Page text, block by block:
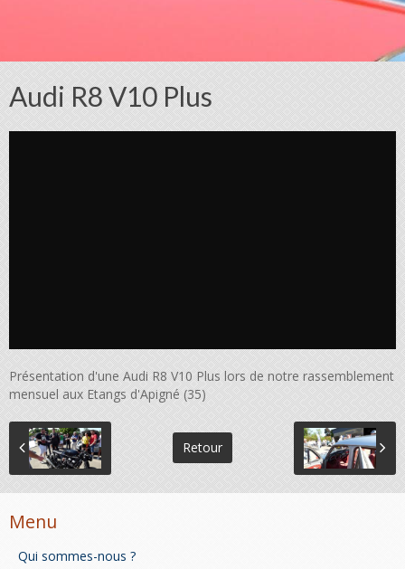
Audi R8 V10 Plus
Présentation d'une Audi R8 V10 Plus lors de notre rassemblement
mensuel aux Etangs d'Apigné (35)
Retour
Menu
Qui sommes-nous ?